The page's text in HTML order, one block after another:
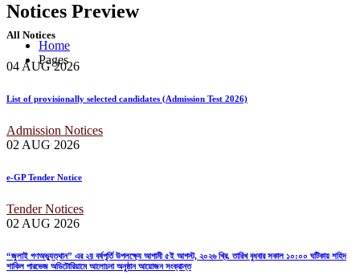
Notices Preview
Home
Pages
All Notices
04 AUG 2026
List of provisionally selected candidates (Admission Test 2026)
Admission Notices
02 AUG 2026
e-GP Tender Notice
Tender Notices
02 AUG 2026
“জুলাই গণঅভ্যুত্থান” এর ২য় বর্ষপূর্তি উপলক্ষ্যে আগামী ৫ই আগস্ট, ২০২৬ খ্রি. তারিখ বুধবার সকাল ১০:০০ ঘটিকায় শহিদ
শাকিল পারভেজ অডিটোরিয়ামে আলোচনা অনুষ্ঠান আয়োজন সংক্রান্ত